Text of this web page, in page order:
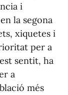
i
la segona
xiquetes i
per a
sentit, ha
a
més